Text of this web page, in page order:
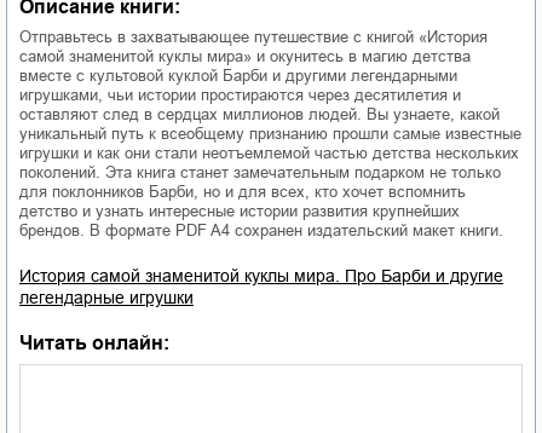
Описание книги:
Отправьтесь в захватывающее путешествие с книгой «История
самой знаменитой куклы мира» и окунитесь в магию детства
вместе с культовой куклой Барби и другими легендарными
игрушками, чьи истории простираются через десятилетия и
оставляют след в сердцах миллионов людей. Вы узнаете, какой
уникальный путь к всеобщему признанию прошли самые известные
игрушки и как они стали неотъемлемой частью детства нескольких
поколений. Эта книга станет замечательным подарком не только
для поклонников Барби, но и для всех, кто хочет вспомнить
детство и узнать интересные истории развития крупнейших
брендов. В формате PDF A4 сохранен издательский макет книги.
История самой знаменитой куклы мира. Про Барби и другие
легендарные игрушки
Читать онлайн: